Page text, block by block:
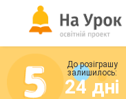
До розіграшу
залишилось:
24 дні